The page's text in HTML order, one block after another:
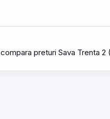
compara preturi Sava Trenta 2